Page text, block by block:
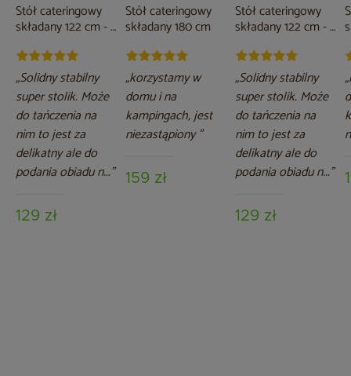
Stół cateringowy
składany 122 cm - 2
„Solidny stabilny
super stolik. Może
do tańczenia na
nim to jest za
delikatny ale do
podania obiadu n...”
129 zł
Stół cateringowy
składany 180 cm
„korzystamy w
domu i na
kampingach, jest
niezastąpiony ”
159 zł
Stół cateringowy
składany 122 cm - 2
„Solidny stabilny
super stolik. Może
do tańczenia na
nim to jest za
delikatny ale do
podania obiadu n...”
129 zł